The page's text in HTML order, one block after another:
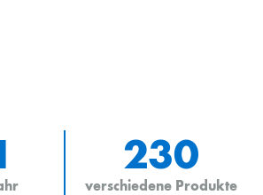
230
verschiedene Produkte